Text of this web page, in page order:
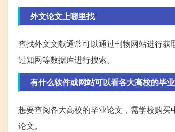
外文论文上哪里找
查找外文文献通常可以通过刊物网站进行
过知网等数据库进行搜索。
有什么软件或网站可以看各大高校的毕
想要查阅各大高校的毕业论文，需学校购
论文。